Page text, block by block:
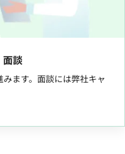
面談
ます。面談には弊社キャ